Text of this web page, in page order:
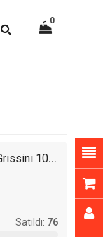
0
Klasik Sade Grissini 100gr - 12li Paket
Satıldı: 76